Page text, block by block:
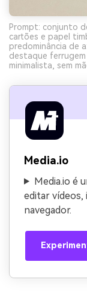
Prompt: conjunto
cartões e papel
predominância de
destaque
minimalista, sem
Media.io
Media.io é
editar vídeos,
navegador.